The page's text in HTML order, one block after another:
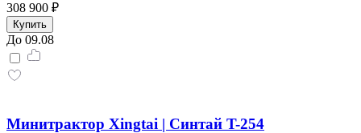
308 900 ₽
Купить
До 09.08
Минитрактор Xingtai | Синтай T-254